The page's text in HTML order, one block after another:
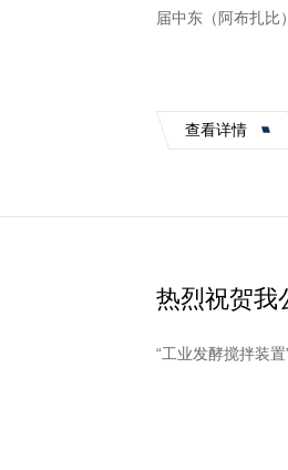
届中东（阿布扎比）国际
查看详情
热烈祝贺我
“工业发酵搅拌装